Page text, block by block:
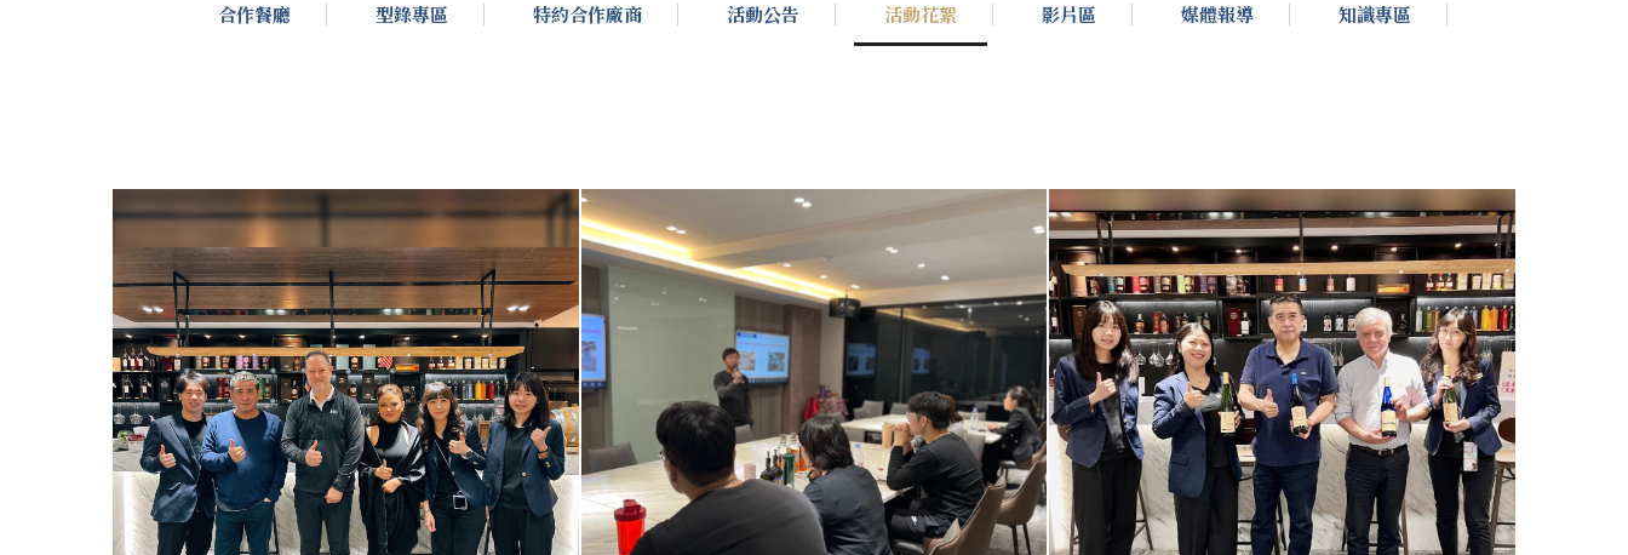
合作餐廳 型錄專區 特約合作廠商 活動公告 活動花絮 影片區 媒體報導 知識專區